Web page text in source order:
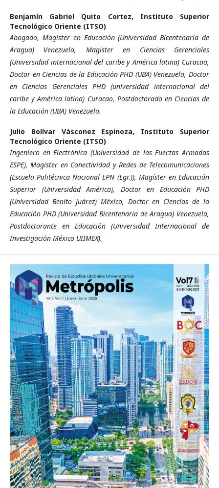
Benjamín Gabriel Quito Cortez, Instituto Superior
Tecnológico Oriente (ITSO)
Abogado, Magister en Educación (Universidad Bicentenaria de
Aragua) Venezuela, Magister en Ciencias Gerenciales
(Universidad internacional del caribe y América latina) Curacao,
Doctor en Ciencias de la Educación PHD (UBA) Venezuela, Doctor
en Ciencias Gerenciales PHD (universidad internacional del
caribe y América latina) Curacao, Postdoctorado en Ciencias de
la Educación (UBA) Venezuela.
Julio Bolívar Vásconez Espinoza, Instituto Superior
Tecnológico Oriente (ITSO)
Ingeniero en Electrónica (Universidad de las Fuerzas Armadas
ESPE), Magister en Conectividad y Redes de Telecomunicaciones
(Escuela Politécnica Nacional EPN (Egr.)), Magíster en Educación
Superior (Universidad América), Doctor en Educación PHD
(Universidad Benito Juárez) México, Doctor en Ciencias de la
Educación PHD (Universidad Bicentenaria de Aragua) Venezuela,
Postdoctorante en Educación (Universidad Internacional de
Investigación México UIIMEX).